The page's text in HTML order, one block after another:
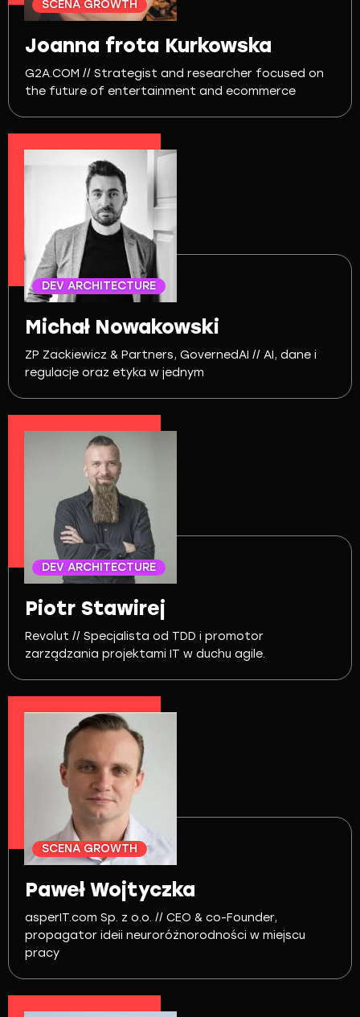
SCENA GROWTH
Joanna frota Kurkowska
G2A.COM // Strategist and researcher focused on
the future of entertainment and ecommerce
DEV ARCHITECTURE
Michał Nowakowski
ZP Zackiewicz & Partners, GovernedAI // AI, dane i
regulacje oraz etyka w jednym
DEV ARCHITECTURE
Piotr Stawirej
Revolut // Specjalista od TDD i promotor
zarządzania projektami IT w duchu agile.
SCENA GROWTH
Paweł Wojtyczka
asperIT.com Sp. z o.o. // CEO & co-Founder,
propagator ideii neuroróżnorodności w miejscu
pracy